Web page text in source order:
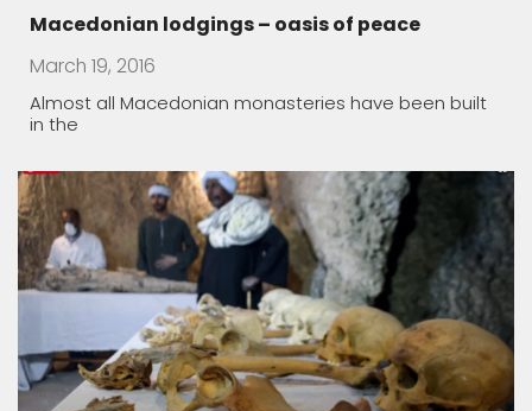
Ancient tombs dating back 3,500 years
Egypt on Saturday announced the discovery of two